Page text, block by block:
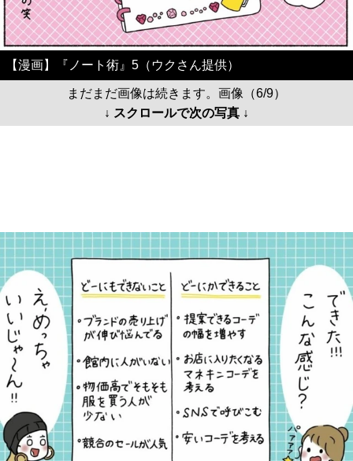
【漫画】『ノート術』5（ウクさん提供）
まだまだ画像は続きます。画像（6/9）
↓ スクロールで次の写真 ↓